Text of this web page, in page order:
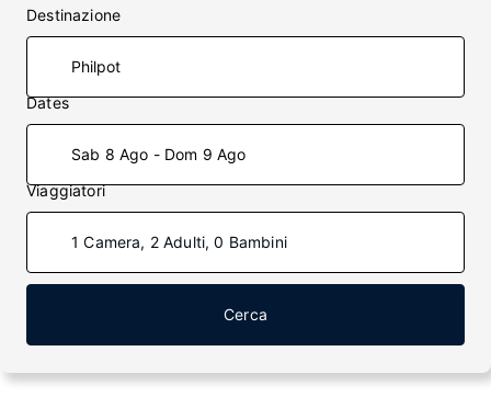
Destinazione
Dates
Sab 8 Ago - Dom 9 Ago
Viaggiatori
1 Camera, 2 Adulti, 0 Bambini
Cerca